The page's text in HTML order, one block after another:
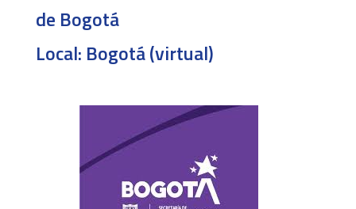
de Bogotá
Local: Bogotá (virtual)